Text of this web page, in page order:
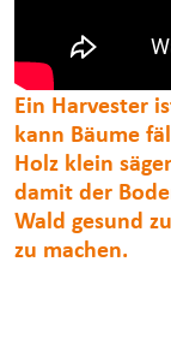
Ein Harvester
kann Bäume
Holz klein
damit der
Wald gesund
zu machen.